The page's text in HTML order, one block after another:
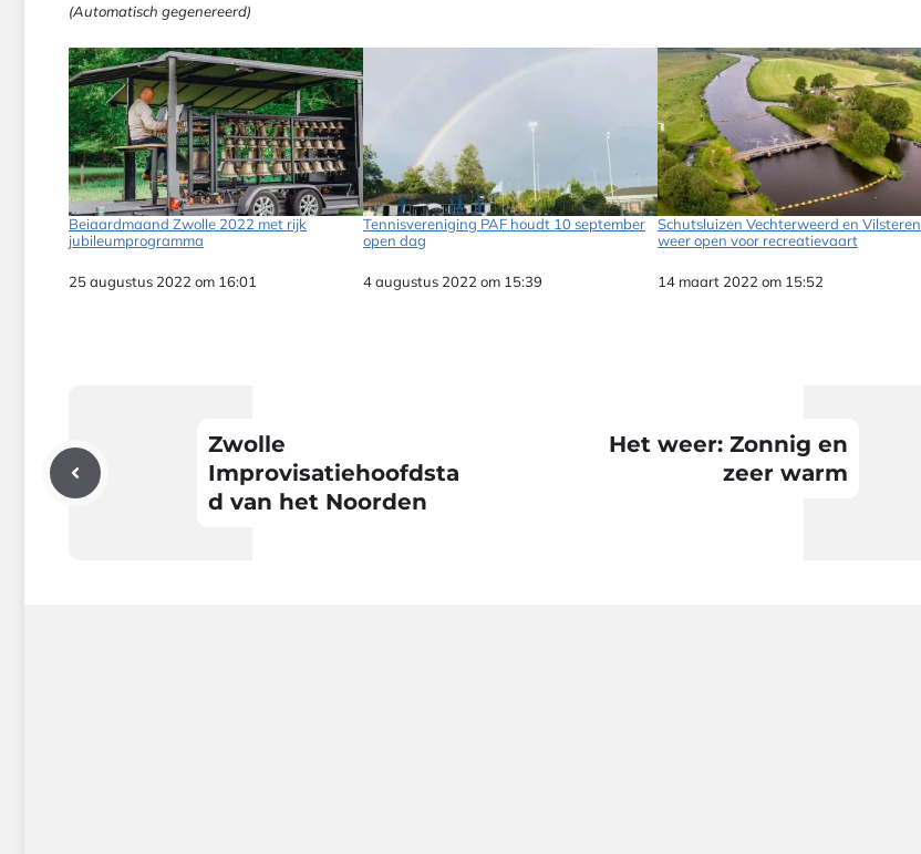
(Automatisch gegenereerd)
Beiaardmaand Zwolle 2022 met rijk
jubileumprogramma
Datum
25 augustus 2022 om 16:01
Tennisvereniging PAF houdt 10 september
open dag
Datum
4 augustus 2022 om 15:39
Schutsluizen Vechterweerd en Vilsteren
weer open voor recreatievaart
Datum
14 maart 2022 om 15:52
Zwolle
Improvisatiehoofdsta
d van het Noorden
Het weer: Zonnig en
zeer warm